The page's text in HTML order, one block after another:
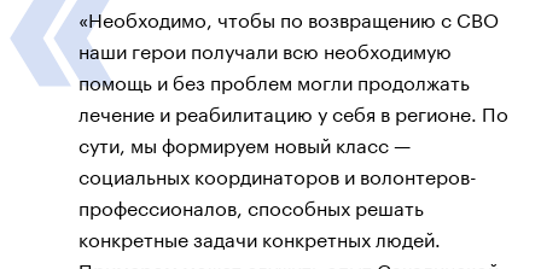
«Необходимо, чтобы по возвращению с СВО
наши герои получали всю необходимую
помощь и без проблем могли продолжать
лечение и реабилитацию у себя в регионе. По
сути, мы формируем новый класс —
социальных координаторов и волонтеров-
профессионалов, способных решать
конкретные задачи конкретных людей.